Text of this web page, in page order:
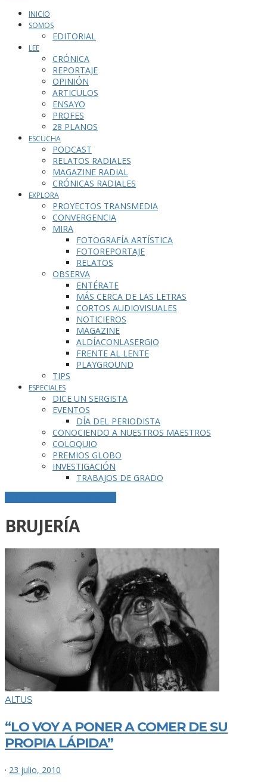
INICIO
SOMOS
EDITORIAL
LEE
CRÓNICA
REPORTAJE
OPINIÓN
ARTICULOS
ENSAYO
PROFES
28 PLANOS
ESCUCHA
PODCAST
RELATOS RADIALES
MAGAZINE RADIAL
CRÓNICAS RADIALES
EXPLORA
PROYECTOS TRANSMEDIA
CONVERGENCIA
MIRA
FOTOGRAFÍA ARTÍSTICA
FOTOREPORTAJE
RELATOS
OBSERVA
ENTÉRATE
MÁS CERCA DE LAS LETRAS
CORTOS AUDIOVISUALES
NOTICIEROS
MAGAZINE
ALDÍACONLASERGIO
FRENTE AL LENTE
PLAYGROUND
TIPS
ESPECIALES
DICE UN SERGISTA
EVENTOS
DÍA DEL PERIODISTA
CONOCIENDO A NUESTROS MAESTROS
COLOQUIO
PREMIOS GLOBO
INVESTIGACIÓN
TRABAJOS DE GRADO
BRUJERÍA
ALTUS
“LO VOY A PONER A COMER DE SU
PROPIA LÁPIDA”
· 23 julio, 2010